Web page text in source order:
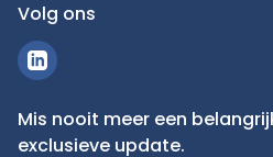
Volg ons
Mis nooit meer een
exclusieve update.